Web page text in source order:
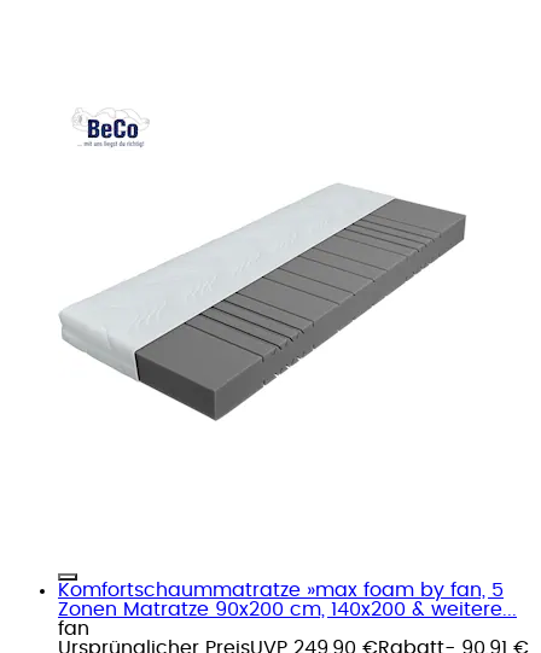
Komfortschaummatratze »max foam by fan, 5
Zonen Matratze 90x200 cm, 140x200 & weitere...
fan
Ursprünglicher PreisUVP 249,90 €Rabatt- 90,91 €